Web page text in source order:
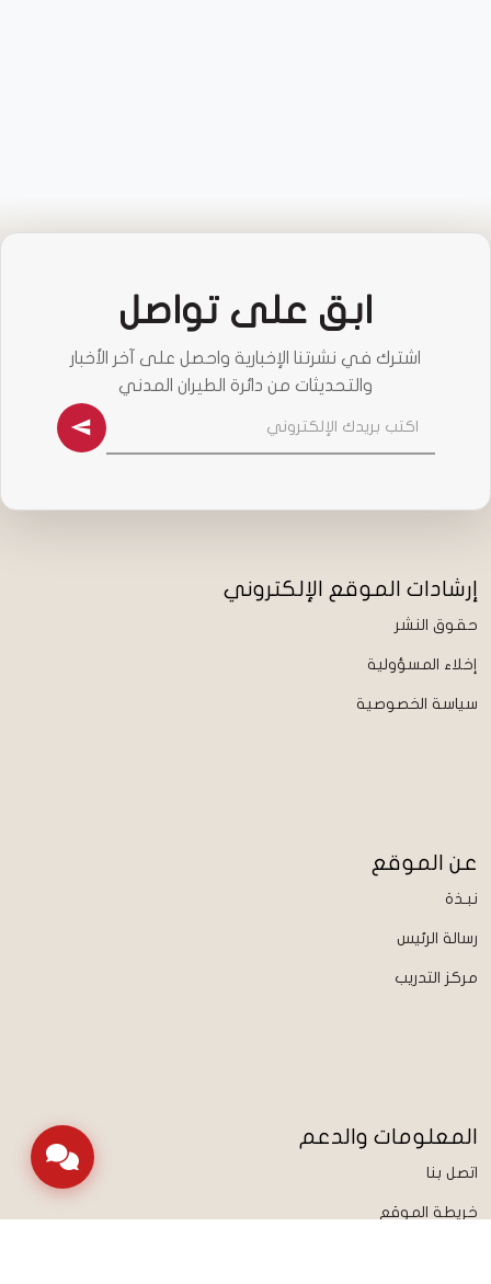
ابق على تواصل
اشترك في نشرتنا الإخبارية واحصل على آخر الأخبار
والتحديثات من دائرة الطيران المدني
إرشادات الموقع الإلكتروني
حقوق النشر
إخلاء المسؤولية
سياسة الخصوصية
عن الموقع
نبـذة
رسالة الرئيس
مركز التدريب
المعلومات والدعم
اتصل بنا
خريطة الموقع